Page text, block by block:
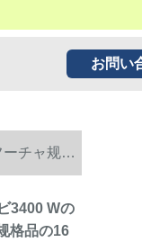
お問い
チャ规格
3400 Wの
格品の16